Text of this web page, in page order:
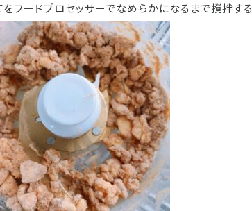
フードプロセッサーでなめらかになるまで撹拌する